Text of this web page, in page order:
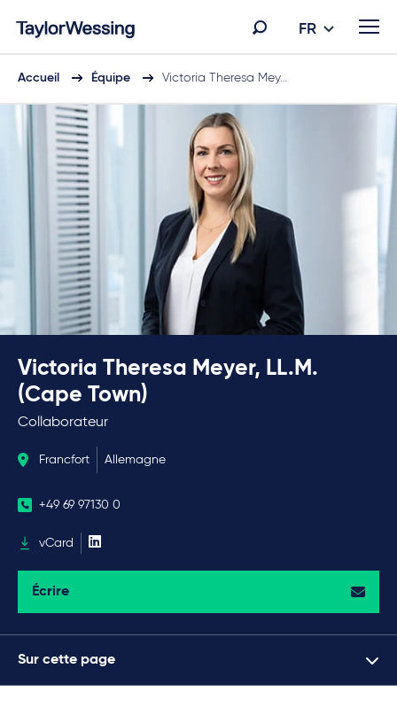
FR
Accueil Équipe Victoria Theresa Mey…
Victoria Theresa Meyer, LL.M.
(Cape Town)
Collaborateur
Francfort Allemagne
+49 69 97130 0
vCard
Écrire
Sur cette page